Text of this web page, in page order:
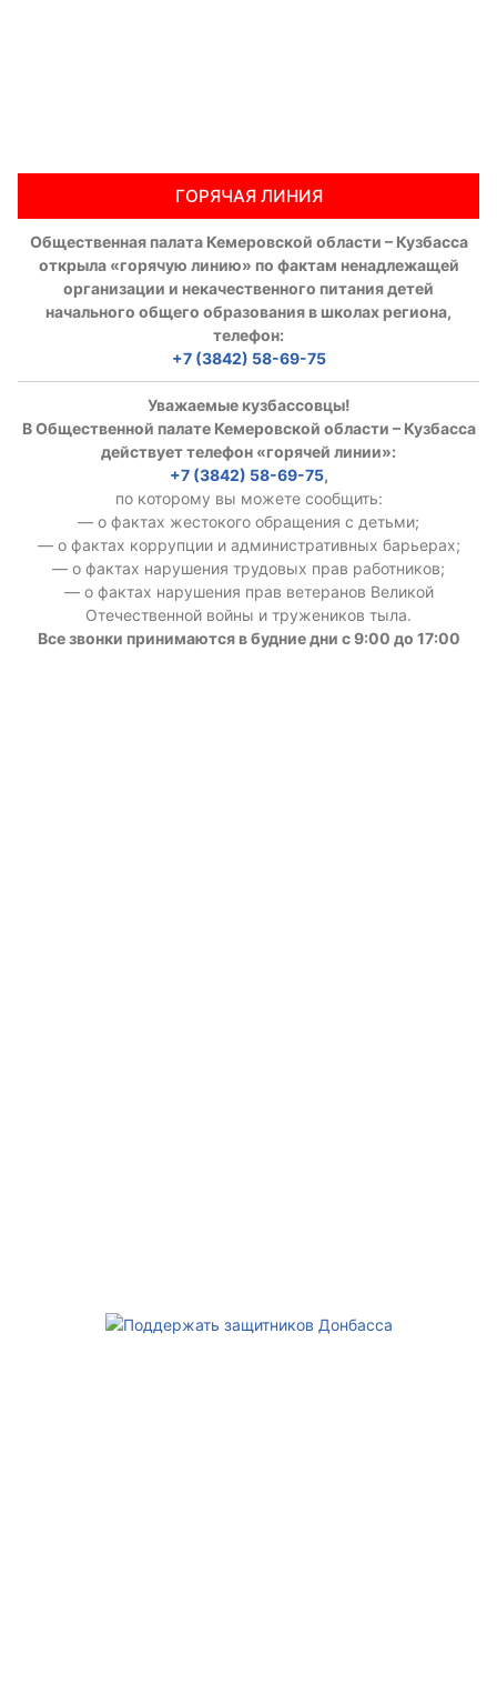
ГОРЯЧАЯ ЛИНИЯ
Общественная палата Кемеровской области – Кузбасса
открыла «горячую линию» по фактам ненадлежащей
организации и некачественного питания детей
начального общего образования в школах региона,
телефон:
+7 (3842) 58-69-75
Уважаемые кузбассовцы!
В Общественной палате Кемеровской области – Кузбасса
действует телефон «горячей линии»:
+7 (3842) 58-69-75,
по которому вы можете сообщить:
— о фактах жестокого обращения с детьми;
— о фактах коррупции и административных барьерах;
— о фактах нарушения трудовых прав работников;
— о фактах нарушения прав ветеранов Великой
Отечественной войны и тружеников тыла.
Все звонки принимаются в будние дни с 9:00 до 17:00